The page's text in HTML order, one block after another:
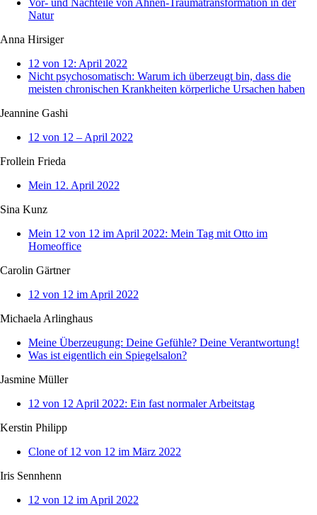
Natur
Anna Hirsiger
12 von 12: April 2022
Nicht psychosomatisch: Warum ich überzeugt bin, dass die
meisten chronischen Krankheiten körperliche Ursachen haben
Jeannine Gashi
12 von 12 – April 2022
Frollein Frieda
Mein 12. April 2022
Sina Kunz
Mein 12 von 12 im April 2022: Mein Tag mit Otto im
Homeoffice
Carolin Gärtner
12 von 12 im April 2022
Michaela Arlinghaus
Meine Überzeugung: Deine Gefühle? Deine Verantwortung!
Was ist eigentlich ein Spiegelsalon?
Jasmine Müller
12 von 12 April 2022: Ein fast normaler Arbeitstag
Kerstin Philipp
Clone of 12 von 12 im März 2022
Iris Sennhenn
12 von 12 im April 2022